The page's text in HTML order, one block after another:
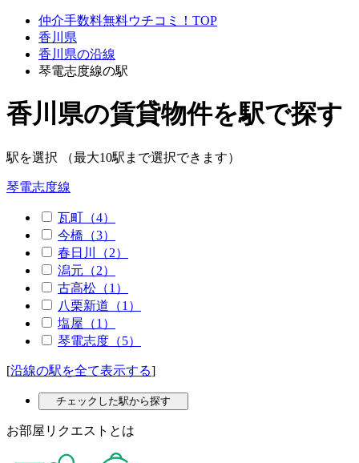
仲介手数料無料ウチコミ！TOP
香川県
香川県の沿線
琴電志度線の駅
香川県の賃貸物件を駅で探す
駅を選択 （最大10駅まで選択できます）
琴電志度線
瓦町（4）
今橋（3）
春日川（2）
潟元（2）
古高松（1）
八栗新道（1）
塩屋（1）
琴電志度（5）
[沿線の駅を全て表示する]
チェックした駅から探す
お部屋リクエストとは